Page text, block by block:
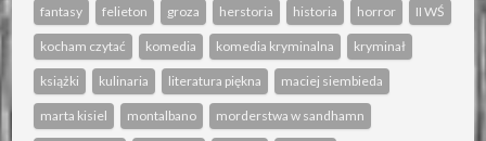
fantasy felieton groza herstoria historia horror II WŚ
kocham czytać komedia komedia kryminalna kryminał
książki kulinaria literatura piękna maciej siembieda
marta kisiel montalbano morderstwa w sandhamn